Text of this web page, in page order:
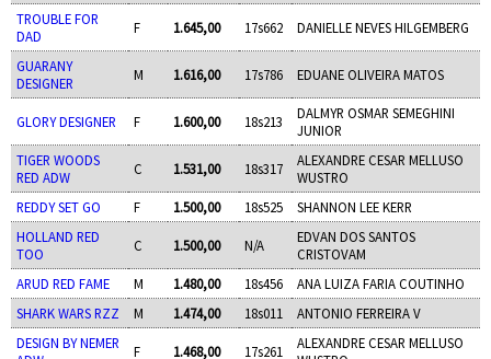
TROUBLE FOR
DAD
F 1.645,00 17s662 DANIELLE NEVES HILGEMBERG
GUARANY
DESIGNER
M 1.616,00 17s786 EDUANE OLIVEIRA MATOS
GLORY DESIGNER F 1.600,00 18s213
DALMYR OSMAR SEMEGHINI
JUNIOR
TIGER WOODS
RED ADW
C 1.531,00 18s317
ALEXANDRE CESAR MELLUSO
WUSTRO
REDDY SET GO
F 1.500,00 18s525
SHANNON LEE KERR
HOLLAND RED
TOO
C 1.500,00 N/A
EDVAN DOS SANTOS
CRISTOVAM
ARUD RED FAME
M 1.480,00 18s456
ANA LUIZA FARIA COUTINHO
SHARK WARS RZZ
M 1.474,00 18s011
ANTONIO FERREIRA V
DESIGN BY NEMER
F 1.468,00 17s261
ALEXANDRE CESAR MELLUSO